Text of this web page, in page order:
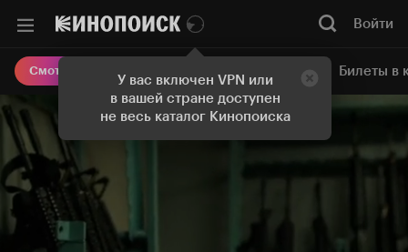
У вас включен VPN или
в вашей стране доступен
не весь каталог Кинопоиска
Войти
Смотреть кино Онлайн-кинотеатр Билеты в